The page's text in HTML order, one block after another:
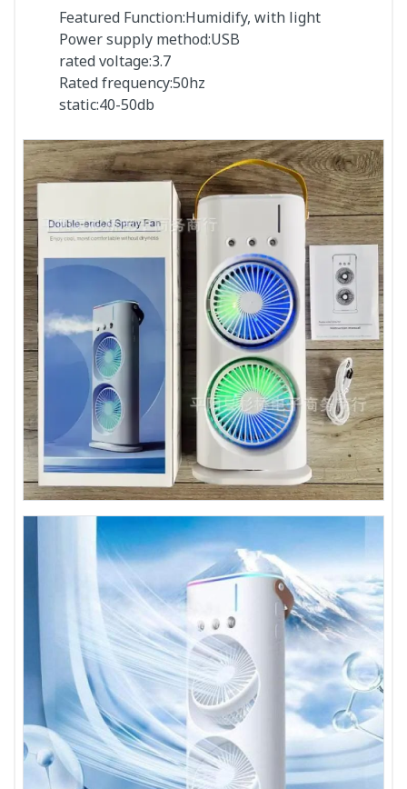
Featured Function:Humidify, with light
Power supply method:USB
rated voltage:3.7
Rated frequency:50hz
static:40-50db